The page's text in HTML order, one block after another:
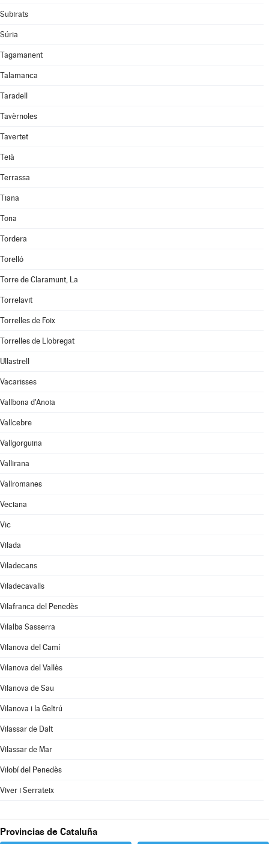
Subirats
Súria
Tagamanent
Talamanca
Taradell
Tavèrnoles
Tavertet
Teià
Terrassa
Tiana
Tona
Tordera
Torelló
Torre de Claramunt, La
Torrelavit
Torrelles de Foix
Torrelles de Llobregat
Ullastrell
Vacarisses
Vallbona d'Anoia
Vallcebre
Vallgorguina
Vallirana
Vallromanes
Veciana
Vic
Vilada
Viladecans
Viladecavalls
Vilafranca del Penedès
Vilalba Sasserra
Vilanova del Camí
Vilanova del Vallès
Vilanova de Sau
Vilanova i la Geltrú
Vilassar de Dalt
Vilassar de Mar
Vilobí del Penedès
Viver i Serrateix
Provincias de Cataluña